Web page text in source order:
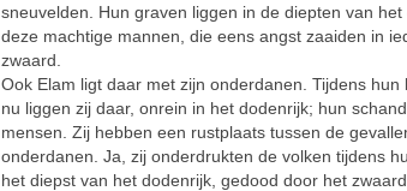
sneuvelden. Hun graven liggen in de diepten van
deze machtige mannen, die eens angst zaaiden in
zwaard.
Ook Elam ligt daar met zijn onderdanen. Tijdens
nu liggen zij daar, onrein in het dodenrijk; hun
mensen. Zij hebben een rustplaats tussen de
onderdanen. Ja, zij onderdrukten de volken tijdens
het diepst van het dodenrijk, gedood door het zwaard.